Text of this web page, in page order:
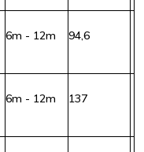
6m - 12m 94,6
6m - 12m 137